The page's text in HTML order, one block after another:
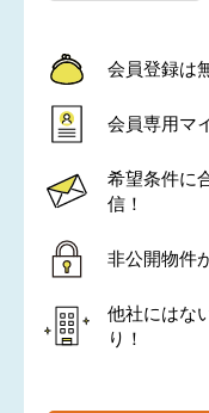
会員登録は
会員専用マ
希望条件に
信！
非公開物件
他社にはな
り！